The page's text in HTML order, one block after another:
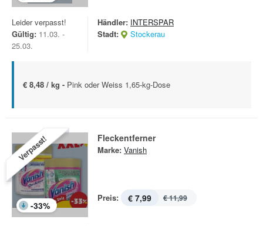
Leider verpasst!
Gültig: 11.03. -
25.03.
Händler: INTERSPAR
Stadt:
Stockerau
€ 8,48 / kg - Pink oder Weiss 1,65-kg-Dose
Verpasst!
-33%
Fleckentferner
Marke: Vanish
Preis: € 7,99 € 11,99